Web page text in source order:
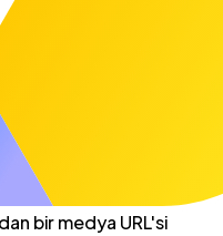
bir medya URL'si